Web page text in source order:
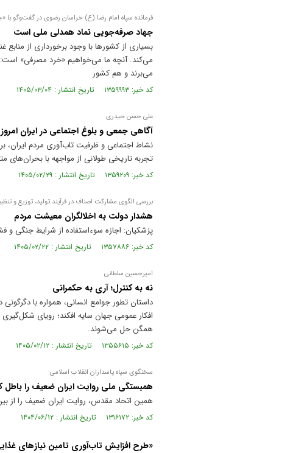
فرمانده سپاه امام رضا (ع) خراسان رضوی در گفت‌و‌گو با
جهاد صرفه‌جویی نماد همدلی ملی است
بسیاری از کشور‌ها با وجود برخورداری از
می‌کند. آنچه ما می‌خواهیم «خرد مصرفی» است:
می‌برند و هم کشور
کد خبر: ۱۳۵۹۹۹۳ تاریخ انتشار : ۱۴۰۵/۰۳/۰۴
علی حسن حیدری
آگاهی جمعی و بلوغ اجتماعی در ایران امروز
نشاط اجتماعی و ظرفیت تاب‌آوری مردم
تجربه تاریخی طولانی از مواجهه با بحران‌های
کد خبر: ۱۳۵۹۲۰۹ تاریخ انتشار : ۱۴۰۵/۰۲/۲۹
بررسی الگوی مشارکت اصناف در فرآیند تولید، توزیع و
هشدار دولت به اخلالگران معیشت مردم
پزشکیان: اجازه سوءاستفاده از شرایط جنگی و
کد خبر: ۱۳۵۷۸۸۶ تاریخ انتشار : ۱۴۰۵/۰۲/۲۲
امیرحسین سلطانی
نه به کنترل؛ آری به حکمرانی
داستان تطور جوامع انسانی، همواره با
افکار عمومی جهان سایه افکند؛ رویای
همگن حل می‌شوند.
کد خبر: ۱۳۵۵۶۱۵ تاریخ انتشار : ۱۴۰۵/۰۲/۱۲
سخنگوی سپاه پاسداران انقلاب اسلامی:
همبستگی ملی روایت ایران ضعیف را باطل
همین اتحاد مقدس، روایت ایران ضعیف را از
کد خبر: ۱۳۱۶۱۷۲ تاریخ انتشار : ۱۴۰۴/۰۶/۱۲
«طرح افزایش تاب‌آوری تامین نیازهای